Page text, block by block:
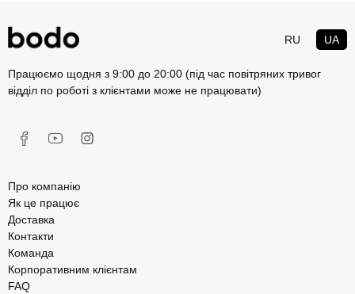
RU UA
Працюємо щодня з 9:00 до 20:00 (під час повітряних тривог
відділ по роботі з клієнтами може не працювати)
Про компанію
Як це працює
Доставка
Контакти
Команда
Корпоративним клієнтам
FAQ